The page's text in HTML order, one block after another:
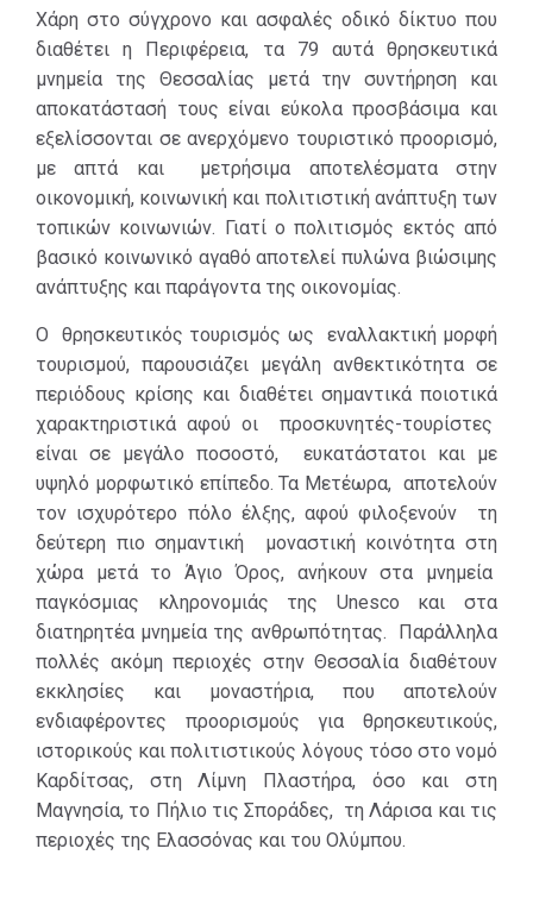
στηρίζει τον
πολιτισμό αλλά
και παράλληλα
την πολιτιστική
κληρονομία του
εκκλησιαστικά
μνημεία μέσω
των
παρεμβάσεων
να παραμένουν
αλώβητα στην
φθορά του
χρόνου και
συμβάλουν
σημαντικά τόσο
σε πολιτιστικό
αλλά και σε
τουριστικό
επίπεδο
αναβαθμίζοντας
την Θεσσαλία.
Χάρη σε αυτή την
στήριξη της
Περιφέρειας τα
θρησκευτικά
μνημεία
αποτελούν τους
Χάρη στο σύγχρονο και ασφαλές οδικό δίκτυο που
διαθέτει η Περιφέρεια, τα 79 αυτά θρησκευτικά
μνημεία της Θεσσαλίας μετά την συντήρηση και
αποκατάστασή τους είναι εύκολα προσβάσιμα και
εξελίσσονται σε ανερχόμενο τουριστικό προορισμό,
με απτά και μετρήσιμα αποτελέσματα στην
οικονομική, κοινωνική και πολιτιστική ανάπτυξη των
τοπικών κοινωνιών. Γιατί ο πολιτισμός εκτός από
βασικό κοινωνικό αγαθό αποτελεί πυλώνα βιώσιμης
ανάπτυξης και παράγοντα της οικονομίας.
Ο θρησκευτικός τουρισμός ως εναλλακτική μορφή
τουρισμού, παρουσιάζει μεγάλη ανθεκτικότητα σε
περιόδους κρίσης και διαθέτει σημαντικά ποιοτικά
χαρακτηριστικά αφού οι προσκυνητές-τουρίστες
είναι σε μεγάλο ποσοστό, ευκατάστατοι και με
υψηλό μορφωτικό επίπεδο. Τα Μετέωρα, αποτελούν
τον ισχυρότερο πόλο έλξης, αφού φιλοξενούν τη
δεύτερη πιο σημαντική μοναστική κοινότητα στη
χώρα μετά το Άγιο Όρος, ανήκουν στα μνημεία
παγκόσμιας κληρονομιάς της Unesco και στα
διατηρητέα μνημεία της ανθρωπότητας. Παράλληλα
πολλές ακόμη περιοχές στην Θεσσαλία διαθέτουν
εκκλησίες και μοναστήρια, που αποτελούν
ενδιαφέροντες προορισμούς για θρησκευτικούς,
ιστορικούς και πολιτιστικούς λόγους τόσο στο νομό
Καρδίτσας, στη Λίμνη Πλαστήρα, όσο και στη
Μαγνησία, το Πήλιο τις Σποράδες, τη Λάρισα και τις
περιοχές της Ελασσόνας και του Ολύμπου.